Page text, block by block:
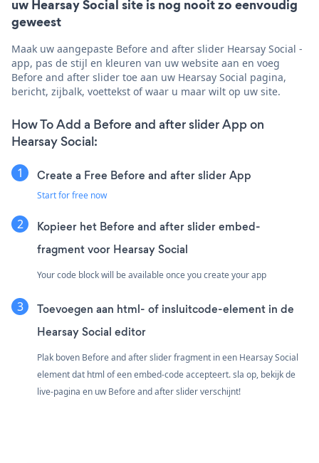
uw Hearsay Social site is nog nooit zo eenvoudig
geweest
Maak uw aangepaste Before and after slider Hearsay Social -
app, pas de stijl en kleuren van uw website aan en voeg
Before and after slider toe aan uw Hearsay Social pagina,
bericht, zijbalk, voettekst of waar u maar wilt op uw site.
How To Add a Before and after slider App on
Hearsay Social:
Create a Free Before and after slider App
Start for free now
Kopieer het Before and after slider embed-
fragment voor Hearsay Social
Your code block will be available once you create your app
Toevoegen aan html- of insluitcode-element in de
Hearsay Social editor
Plak boven Before and after slider fragment in een Hearsay Social
element dat html of een embed-code accepteert. sla op, bekijk de
live-pagina en uw Before and after slider verschijnt!